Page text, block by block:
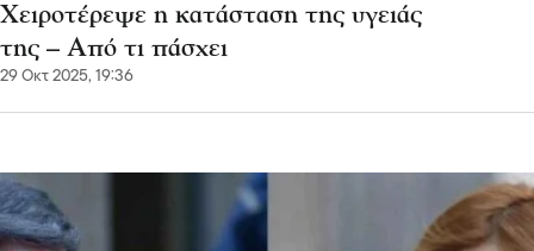
Χειροτέρεψε η κατάσταση της υγειάς
της – Από τι πάσχει
29 Οκτ 2025, 19:36